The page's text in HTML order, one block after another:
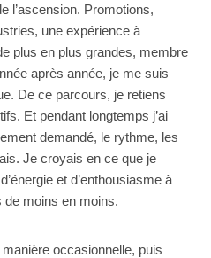
l’ascension. Promotions,
une expérience à
plus en plus grandes, membre
après année, je me suis
De ce parcours, je retiens
Et pendant longtemps j’ai
demandé, le rythme, les
Je croyais en ce que je
et d’enthousiasme à
moins en moins.
occasionnelle, puis